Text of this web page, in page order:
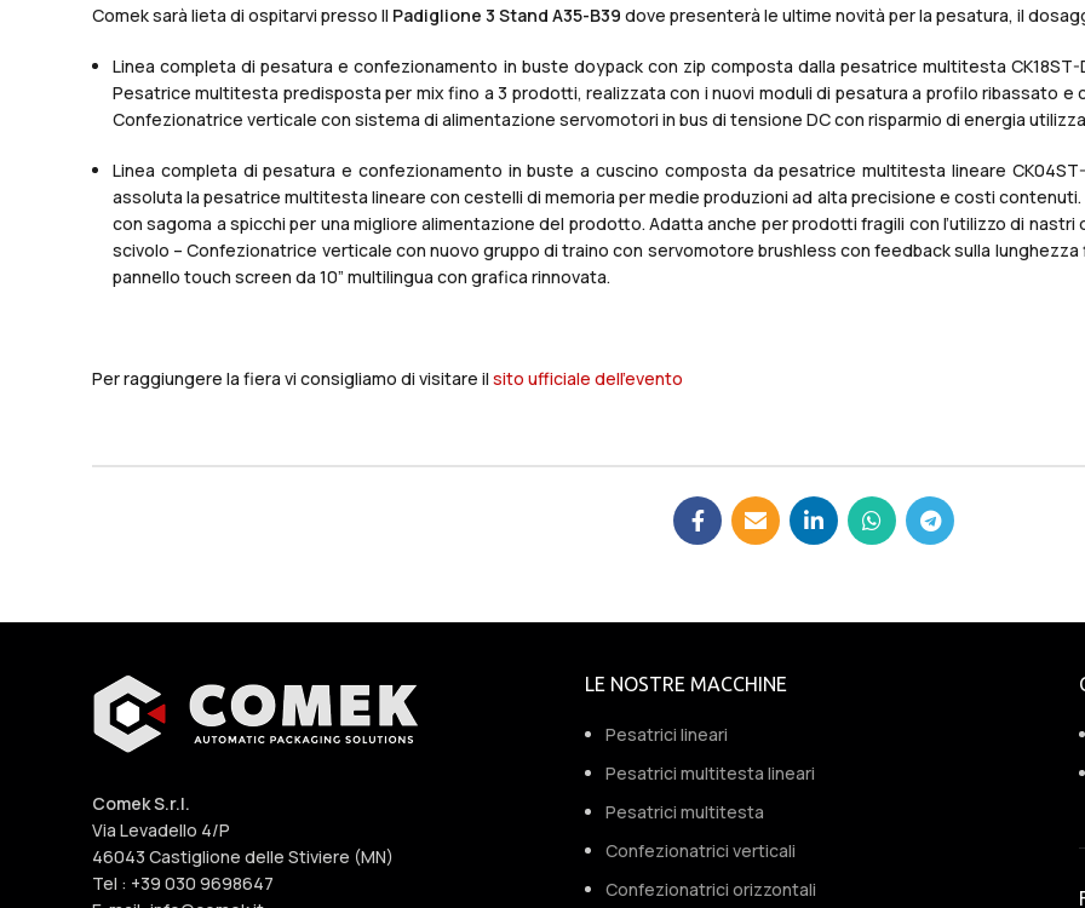
Comek sarà lieta di ospitarvi presso Il Padiglione 3 Stand A35-B39 dove presenterà le ultime novità per la pesatura, il
Linea completa di pesatura e confezionamento in buste doypack con zip composta dalla pesatrice multitesta
Pesatrice multitesta predisposta per mix fino a 3 prodotti, realizzata con i nuovi moduli di pesatura a profilo ribassato e
Confezionatrice verticale con sistema di alimentazione servomotori in bus di tensione DC con risparmio di energia
Linea completa di pesatura e confezionamento in buste a cuscino composta da pesatrice multitesta lineare
assoluta la pesatrice multitesta lineare con cestelli di memoria per medie produzioni ad alta precisione e costi
con sagoma a spicchi per una migliore alimentazione del prodotto. Adatta anche per prodotti fragili con l’utilizzo di
scivolo – Confezionatrice verticale con nuovo gruppo di traino con servomotore brushless con feedback sulla
pannello touch screen da 10” multilingua con grafica rinnovata.
Per raggiungere la fiera vi consigliamo di visitare il sito ufficiale dell’evento
Comek S.r.l.
Via Levadello 4/P
46043 Castiglione delle Stiviere (MN)
Tel : +39 030 9698647
LE NOSTRE MACCHINE
Pesatrici lineari
Pesatrici multitesta lineari
Pesatrici multitesta
Confezionatrici verticali
Confezionatrici orizzontali